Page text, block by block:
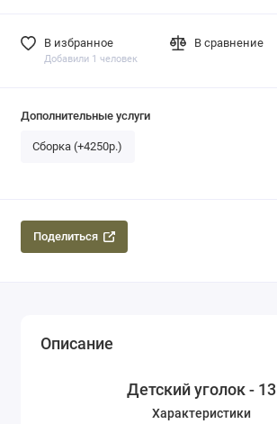
В избранное
Добавили 1 человек
В сравнение
Дополнительные услуги
Сборка (+4250р.)
Поделиться
Описание
Детский уголок - 13
Характеристики